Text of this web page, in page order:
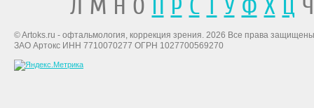
Л М Н О Р С У Ф Х Ц
© Artoks.ru - офтальмология, коррекция зрения. 2026 Все права
ЗАО Артокс ИНН 7710070277 ОГРН 1027700569270